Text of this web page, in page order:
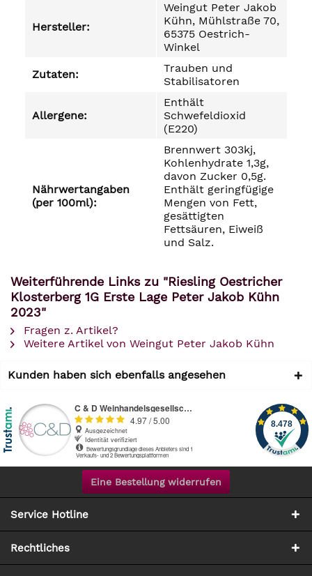
Hersteller:
Weingut Peter Jakob
Kühn, Mühlstraße 70,
65375 Oestrich-
Winkel
Zutaten:
Trauben und
Stabilisatoren
Allergene:
Enthält
Schwefeldioxid
(E220)
Nährwertangaben
(per 100ml):
Brennwert 303kj,
Kohlenhydrate 1,3g,
davon Zucker 0,5g.
Enthält geringfügige
Mengen von Fett,
gesättigten
Fettsäuren, Eiweiß
und Salz.
Weiterführende Links zu "Riesling Oestricher
Klosterberg 1G Erste Lage Peter Jakob Kühn
2023"
Fragen z. Artikel?
Weitere Artikel von Weingut Peter Jakob Kühn
Kunden haben sich ebenfalls angesehen
Eine Bestellung widerrufen
Service Hotline
Rechtliches